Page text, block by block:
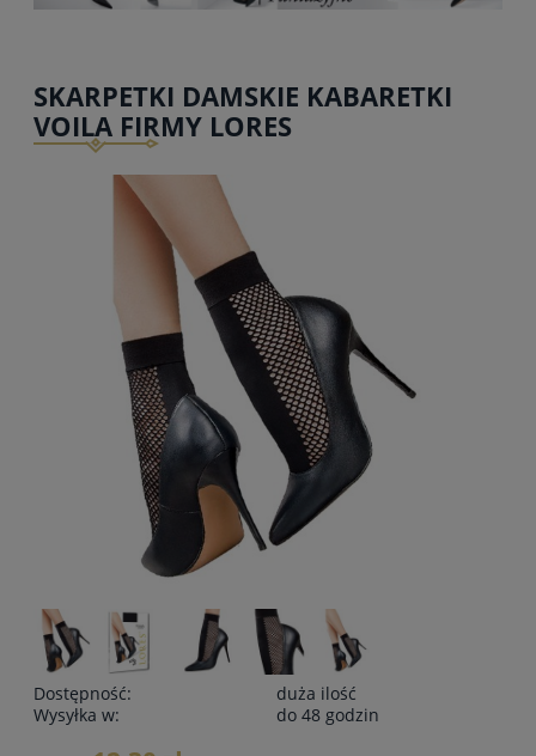
SKARPETKI DAMSKIE KABARETKI
VOILA FIRMY LORES
Dostępność:
duża ilość
Wysyłka w:
do 48 godzin